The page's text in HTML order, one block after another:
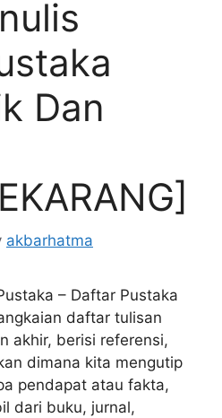
Dan
akbarhatma
– Daftar Pustaka
daftar tulisan
akhir, berisi referensi,
dimana kita mengutip
pendapat atau fakta,
dari buku, jurnal,